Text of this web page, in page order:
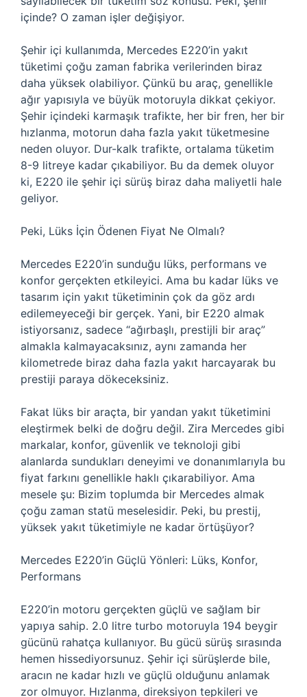
içinde? O zaman işler değişiyor.
Şehir içi kullanımda, Mercedes E220’in yakıt
tüketimi çoğu zaman fabrika verilerinden biraz
daha yüksek olabiliyor. Çünkü bu araç, genellikle
ağır yapısıyla ve büyük motoruyla dikkat çekiyor.
Şehir içindeki karmaşık trafikte, her bir fren, her bir
hızlanma, motorun daha fazla yakıt tüketmesine
neden oluyor. Dur-kalk trafikte, ortalama tüketim
8-9 litreye kadar çıkabiliyor. Bu da demek oluyor
ki, E220 ile şehir içi sürüş biraz daha maliyetli hale
geliyor.
Peki, Lüks İçin Ödenen Fiyat Ne Olmalı?
Mercedes E220’in sunduğu lüks, performans ve
konfor gerçekten etkileyici. Ama bu kadar lüks ve
tasarım için yakıt tüketiminin çok da göz ardı
edilemeyeceği bir gerçek. Yani, bir E220 almak
istiyorsanız, sadece “ağırbaşlı, prestijli bir araç”
almakla kalmayacaksınız, aynı zamanda her
kilometrede biraz daha fazla yakıt harcayarak bu
prestiji paraya dökeceksiniz.
Fakat lüks bir araçta, bir yandan yakıt tüketimini
eleştirmek belki de doğru değil. Zira Mercedes gibi
markalar, konfor, güvenlik ve teknoloji gibi
alanlarda sundukları deneyimi ve donanımlarıyla bu
fiyat farkını genellikle haklı çıkarabiliyor. Ama
mesele şu: Bizim toplumda bir Mercedes almak
çoğu zaman statü meselesidir. Peki, bu prestij,
yüksek yakıt tüketimiyle ne kadar örtüşüyor?
Mercedes E220’in Güçlü Yönleri: Lüks, Konfor,
Performans
E220’in motoru gerçekten güçlü ve sağlam bir
yapıya sahip. 2.0 litre turbo motoruyla 194 beygir
gücünü rahatça kullanıyor. Bu gücü sürüş sırasında
hemen hissediyorsunuz. Şehir içi sürüşlerde bile,
aracın ne kadar hızlı ve güçlü olduğunu anlamak
zor olmuyor. Hızlanma, direksiyon tepkileri ve